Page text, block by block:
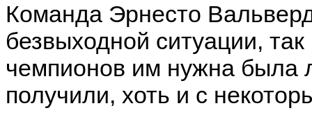
Команда Эрнесто
безвыходной ситуации,
чемпионов им нужна была
получили, хоть и с